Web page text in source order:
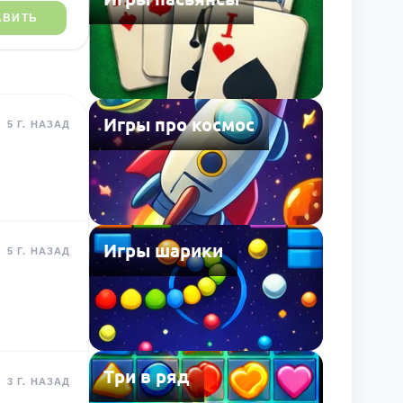
5 Г. НАЗАД
5 Г. НАЗАД
3 Г. НАЗАД
Игры про космос
Игры шарики
Три в ряд